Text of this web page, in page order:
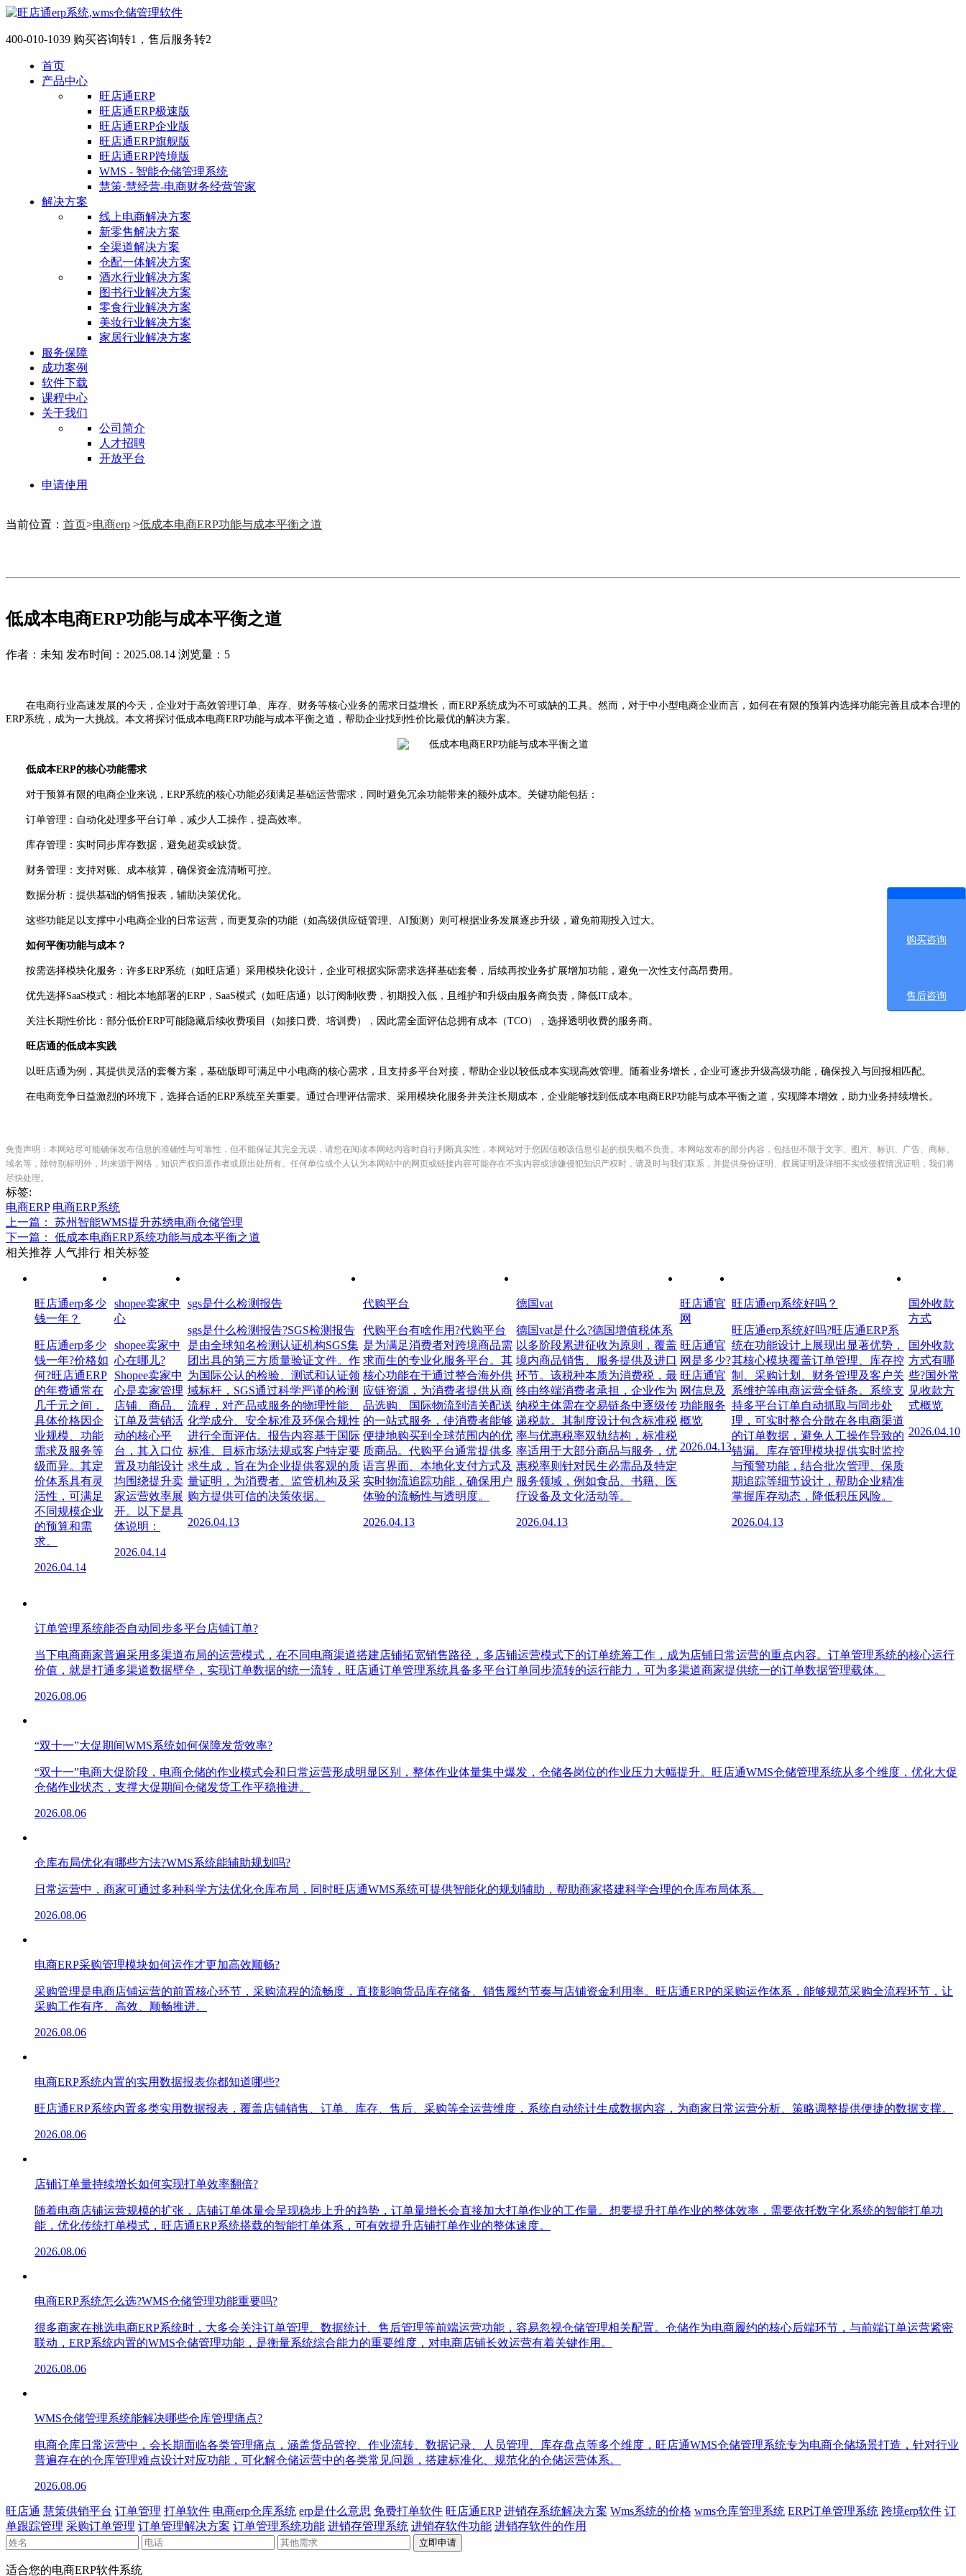
400-010-1039 购买咨询转1，售后服务转2
首页
产品中心
旺店通ERP
旺店通ERP极速版
旺店通ERP企业版
旺店通ERP旗舰版
旺店通ERP跨境版
WMS - 智能仓储管理系统
慧策·慧经营-电商财务经营管家
解决方案
线上电商解决方案
新零售解决方案
全渠道解决方案
仓配一体解决方案
酒水行业解决方案
图书行业解决方案
零食行业解决方案
美妆行业解决方案
家居行业解决方案
服务保障
成功案例
软件下载
课程中心
关于我们
公司简介
人才招聘
开放平台
申请使用
当前位置： 首页>电商erp >低成本电商ERP功能与成本平衡之道
低成本电商ERP功能与成本平衡之道
作者：未知 发布时间：2025.08.14 浏览量：5
在电商行业高速发展的今天，企业对于高效管理订单、库存、财务等核心业务的需求日益增长，而ERP系统成为不可或缺的工具。然而，对于中小型电商企业而言，如何在有限的预算内选择功能完善且成本合理的
ERP系统，成为一大挑战。本文将探讨低成本电商ERP功能与成本平衡之道，帮助企业找到性价比最优的解决方案。
低成本ERP的核心功能需求
对于预算有限的电商企业来说， ERP系统的核心功能必须满足基础运营需求，同时避免冗余功能带来的额外成本。关键功能包括：
订单管理：自动化处理多平台订单，减少人工操作，提高效率。
库存管理：实时同步库存数据，避免超卖或缺货。
财务管理：支持对账、成本核算，确保资金流清晰可控。
数据分析：提供基础的销售报表，辅助决策优化。
这些功能足以支撑中小电商企业的日常运营，而更复杂的功能（如高级供应链管理、 AI预测）则可根据业务发展逐步升级，避免前期投入过大。
如何平衡功能与成本？
按需选择模块化服务：许多ERP系统（如旺店通）采用模块化设计，企业可根据实际需求选择基础套餐，后续再按业务扩展增加功能，避免一次性支付高昂费用。
优先选择SaaS模式：相比本地部署的ERP，SaaS模式（如旺店通）以订阅制收费，初期投入低，且维护和升级由服务商负责，降低IT成本。
关注长期性价比：部分低价ERP可能隐藏后续收费项目（如接口费、培训费），因此需全面评估总拥有成本（TCO），选择透明收费的服务商。
旺店通的低成本实践
以旺店通为例，其提供灵活的套餐方案，基础版即可满足中小电商的核心需求，且支持多平台对接，帮助企业以较低成本实现高效管理。随着业务增长，企业可逐步升级高级功能，确保投入与回报相匹配。
在电商竞争日益激烈的环境下，选择合适的ERP系统至关重要。通过合理评估需求、采用模块化服务并关注长期成本，企业能够找到低成本电商ERP功能与成本平衡之道，实现降本增效，助力业务持续增长。
免责声明：本网站尽可能确保发布信息的准确性与可靠性，但不能保证其完全无误，请您在阅读本网站内容时自行判断真实性，本网站对于您因信赖该信息引起的损失概不负责。本网站发布的部分内容，包括但不限于文字、图片、标识、广告、商标、
域名等，除特别标明外，均来源于网络，知识产权归原作者或原出处所有。任何单位或个人认为本网站中的网页或链接内容可能存在不实内容或涉嫌侵犯知识产权时，请及时与我们联系，并提供身份证明、权属证明及详细不实或侵权情况证明，我们将
尽快处理。
标签:
电商ERP 电商ERP系统
上一篇： 苏州智能WMS提升苏绣电商仓储管理
下一篇： 低成本电商ERP系统功能与成本平衡之道
相关推荐 人气排行 相关标签
旺店通erp多少
钱一年？
旺店通erp多少
钱一年?价格如
何?旺店通ERP
的年费通常在
几千元之间，
具体价格因企
业规模、功能
需求及服务等
级而异。其定
价体系具有灵
活性，可满足
不同规模企业
的预算和需
求。
2026.04.14
shopee卖家中
心
shopee卖家中
心在哪儿?
Shopee卖家中
心是卖家管理
店铺、商品、
订单及营销活
动的核心平
台，其入口位
置及功能设计
均围绕提升卖
家运营效率展
开。以下是具
体说明：
2026.04.14
sgs是什么检测报告
sgs是什么检测报告?SGS检测报告
是由全球知名检测认证机构SGS集
团出具的第三方质量验证文件。作
为国际公认的检验、测试和认证领
域标杆，SGS通过科学严谨的检测
流程，对产品或服务的物理性能、
化学成分、安全标准及环保合规性
进行全面评估。报告内容基于国际
标准、目标市场法规或客户特定要
求生成，旨在为企业提供客观的质
量证明，为消费者、监管机构及采
购方提供可信的决策依据。
2026.04.13
代购平台
代购平台有啥作用?代购平台
是为满足消费者对跨境商品需
求而生的专业化服务平台。其
核心功能在于通过整合海外供
应链资源，为消费者提供从商
品选购、国际物流到清关配送
的一站式服务，使消费者能够
便捷地购买到全球范围内的优
质商品。代购平台通常提供多
语言界面、本地化支付方式及
实时物流追踪功能，确保用户
体验的流畅性与透明度。
2026.04.13
德国vat
德国vat是什么?德国增值税体系
以多阶段累进征收为原则，覆盖
境内商品销售、服务提供及进口
环节。该税种本质为消费税，最
终由终端消费者承担，企业作为
纳税主体需在交易链条中逐级传
递税款。其制度设计包含标准税
率与优惠税率双轨结构，标准税
率适用于大部分商品与服务，优
惠税率则针对民生必需品及特定
服务领域，例如食品、书籍、医
疗设备及文化活动等。
2026.04.13
旺店通官
网
旺店通官
网是多少?
旺店通官
网信息及
功能服务
概览
2026.04.13
旺店通erp系统好吗？
旺店通erp系统好吗?旺店通ERP系
统在功能设计上展现出显著优势，
其核心模块覆盖订单管理、库存控
制、采购计划、财务管理及客户关
系维护等电商运营全链条。系统支
持多平台订单自动抓取与同步处
理，可实时整合分散在各电商渠道
的订单数据，避免人工操作导致的
错漏。库存管理模块提供实时监控
与预警功能，结合批次管理、保质
期追踪等细节设计，帮助企业精准
掌握库存动态，降低积压风险。
2026.04.13
国外收款
方式
国外收款
方式有哪
些?国外常
见收款方
式概览
2026.04.10
订单管理系统能否自动同步多平台店铺订单?
当下电商商家普遍采用多渠道布局的运营模式，在不同电商渠道搭建店铺拓宽销售路径，多店铺运营模式下的订单统筹工作，成为店铺日常运营的重点内容。订单管理系统的核心运行
价值，就是打通多渠道数据壁垒，实现订单数据的统一流转，旺店通订单管理系统具备多平台订单同步流转的运行能力，可为多渠道商家提供统一的订单数据管理载体。
2026.08.06
“双十一”大促期间WMS系统如何保障发货效率?
“双十一”电商大促阶段，电商仓储的作业模式会和日常运营形成明显区别，整体作业体量集中爆发，仓储各岗位的作业压力大幅提升。旺店通WMS仓储管理系统从多个维度，优化大促
仓储作业状态，支撑大促期间仓储发货工作平稳推进。
2026.08.06
仓库布局优化有哪些方法?WMS系统能辅助规划吗?
日常运营中，商家可通过多种科学方法优化仓库布局，同时旺店通WMS系统可提供智能化的规划辅助，帮助商家搭建科学合理的仓库布局体系。
2026.08.06
电商ERP采购管理模块如何运作才更加高效顺畅?
采购管理是电商店铺运营的前置核心环节，采购流程的流畅度，直接影响货品库存储备、销售履约节奏与店铺资金利用率。旺店通ERP的采购运作体系，能够规范采购全流程环节，让
采购工作有序、高效、顺畅推进。
2026.08.06
电商ERP系统内置的实用数据报表你都知道哪些?
旺店通ERP系统内置多类实用数据报表，覆盖店铺销售、订单、库存、售后、采购等全运营维度，系统自动统计生成数据内容，为商家日常运营分析、策略调整提供便捷的数据支撑。
2026.08.06
店铺订单量持续增长如何实现打单效率翻倍?
随着电商店铺运营规模的扩张，店铺订单体量会呈现稳步上升的趋势，订单量增长会直接加大打单作业的工作量。想要提升打单作业的整体效率，需要依托数字化系统的智能打单功
能，优化传统打单模式，旺店通ERP系统搭载的智能打单体系，可有效提升店铺打单作业的整体速度。
2026.08.06
电商ERP系统怎么选?WMS仓储管理功能重要吗?
很多商家在挑选电商ERP系统时，大多会关注订单管理、数据统计、售后管理等前端运营功能，容易忽视仓储管理相关配置。仓储作为电商履约的核心后端环节，与前端订单运营紧密
联动，ERP系统内置的WMS仓储管理功能，是衡量系统综合能力的重要维度，对电商店铺长效运营有着关键作用。
2026.08.06
WMS仓储管理系统能解决哪些仓库管理痛点?
电商仓库日常运营中，会长期面临各类管理痛点，涵盖货品管控、作业流转、数据记录、人员管理、库存盘点等多个维度，旺店通WMS仓储管理系统专为电商仓储场景打造，针对行业
普遍存在的仓库管理难点设计对应功能，可化解仓储运营中的各类常见问题，搭建标准化、规范化的仓储运营体系。
2026.08.06
旺店通 慧策供销平台 订单管理 打单软件 电商erp仓库系统 erp是什么意思 免费打单软件 旺店通ERP 进销存系统解决方案 Wms系统的价格 wms仓库管理系统 ERP订单管理系统 跨境erp软件 订
单跟踪管理 采购订单管理 订单管理解决方案 订单管理系统功能 进销存管理系统 进销存软件功能 进销存软件的作用
立即申请
适合您的电商ERP软件系统
购买咨询
售后咨询